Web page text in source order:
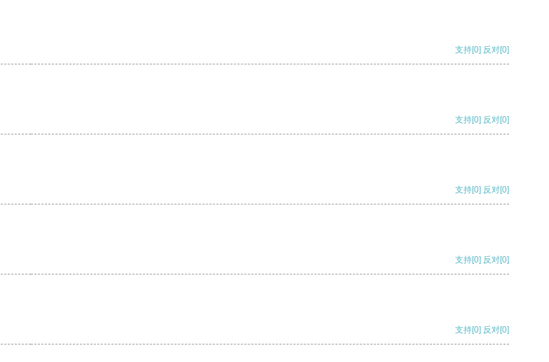
支持[0] 反对[0]
支持[0] 反对[0]
支持[0] 反对[0]
支持[0] 反对[0]
支持[0] 反对[0]